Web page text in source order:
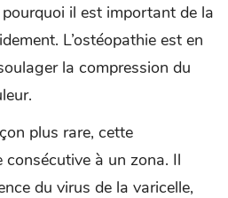
il est important de la
L’ostéopathie est en
la compression du
plus rare, cette
à un zona. Il
du virus de la varicelle,